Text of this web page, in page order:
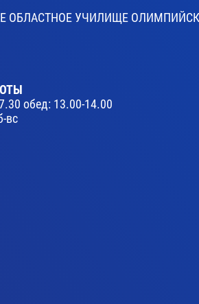
ОБЛАСТНОЕ УЧИЛИЩЕ
обед: 13.00-14.00
вс